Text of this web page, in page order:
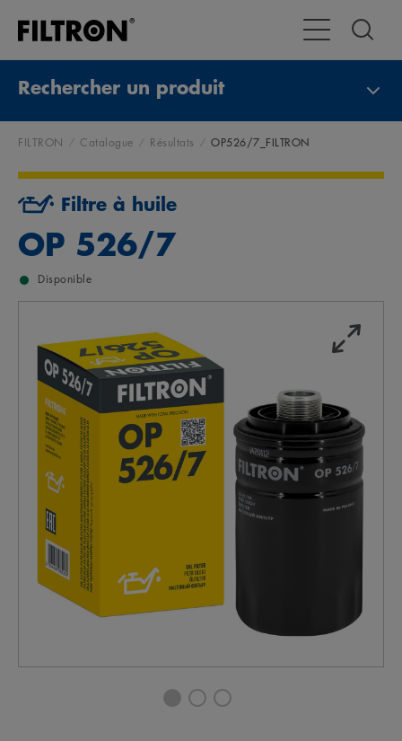
Toggle
Rechercher un produit
FILTRON Catalogue Résultats OP526/7_FILTRON
Filtre à huile
OP 526/7
Disponible